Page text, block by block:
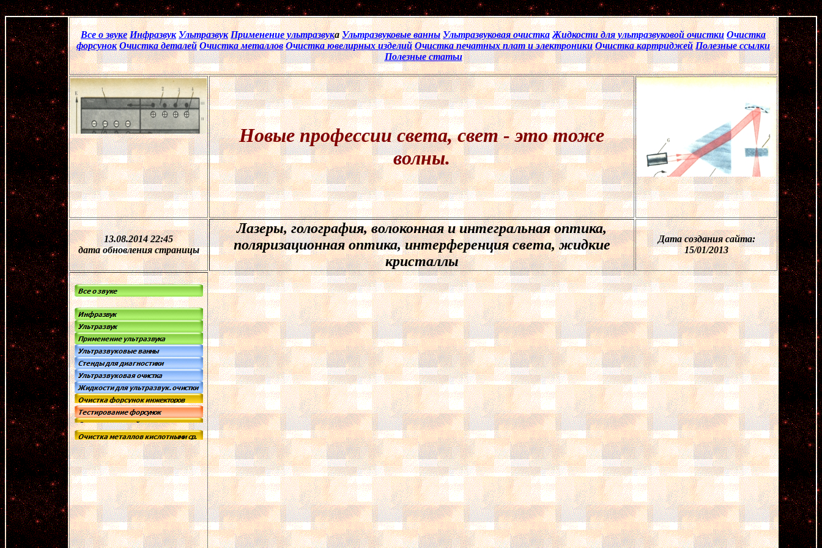
4
Все о звуке Инфразвук Ультразвук Применение ультразвукаУльтразвуковые ванны Ультразвуковая очистка Жидкости для ультразвуковой очистки Очистка
форсунок Очистка деталей Очистка металлов Очистка ювелирных изделий Очистка печатных плат и электроники Очистка картриджей Полезные ссылки
Полезные статьи
Новые профессии света, свет - это тоже
волны.
13.08.2014 22:45
дата обновления страницы
Лазеры, голография, волоконная и интегральная оптика,
поляризационная оптика, интерференция света, жидкие
кристаллы
Дата создания сайта:
15/01/2013